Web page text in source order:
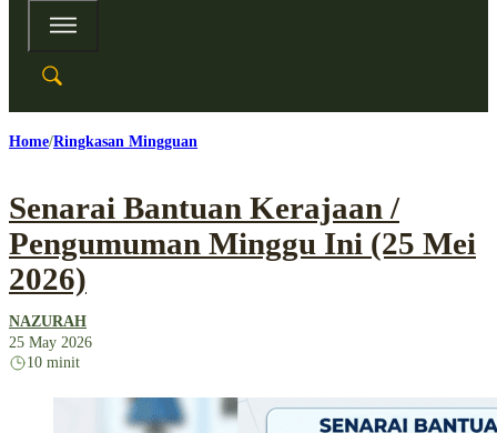
Home Ringkasan Mingguan
Senarai Bantuan Kerajaan /
Pengumuman Minggu Ini (25 Mei
2026)
NAZURAH
25 May 2026
10 minit